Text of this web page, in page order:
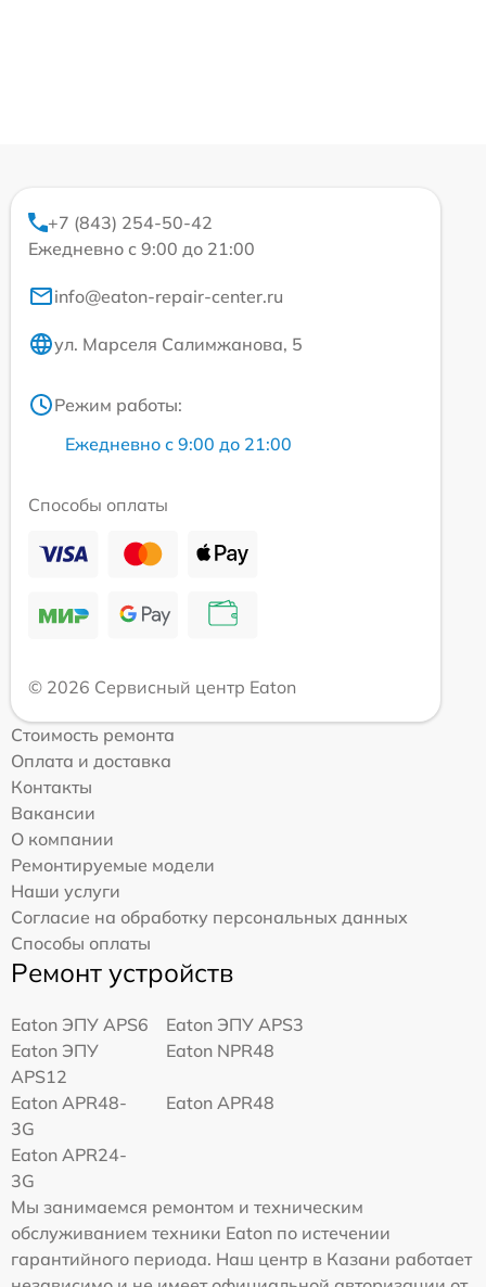
+7 (843) 254-50-42
Ежедневно с 9:00 до 21:00
info@eaton-repair-center.ru
ул. Марселя Салимжанова, 5
Режим работы:
Ежедневно с 9:00 до 21:00
Способы оплаты
© 2026 Сервисный центр Eaton
Стоимость ремонта
Оплата и доставка
Контакты
Вакансии
О компании
Ремонтируемые модели
Наши услуги
Согласие на обработку персональных данных
Способы оплаты
Ремонт устройств
Eaton ЭПУ APS6
Eaton ЭПУ APS3
Eaton ЭПУ
APS12
Eaton NPR48
Eaton APR48-
3G
Eaton APR48
Eaton APR24-
3G
Мы занимаемся ремонтом и техническим
обслуживанием техники Eaton по истечении
гарантийного периода. Наш центр в Казани работает